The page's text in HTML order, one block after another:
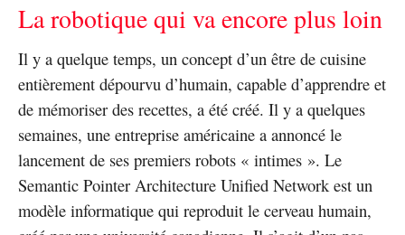
La robotique qui va encore plus loin
Il y a quelque temps, un concept d’un être de cuisine
entièrement dépourvu d’humain, capable d’apprendre et
de mémoriser des recettes, a été créé. Il y a quelques
semaines, une entreprise américaine a annoncé le
lancement de ses premiers robots « intimes ». Le
Semantic Pointer Architecture Unified Network est un
modèle informatique qui reproduit le cerveau humain,